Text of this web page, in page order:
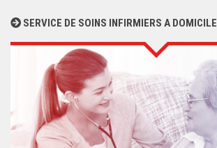
SERVICE DE SOINS INFIRMIERS A DOMICILE